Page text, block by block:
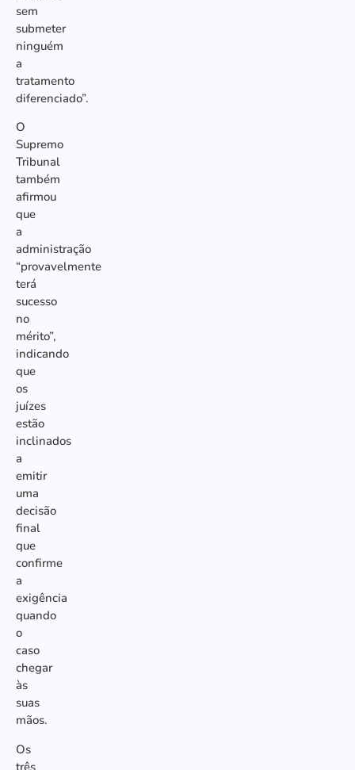
sem
submeter
ninguém
a
tratamento
diferenciado”.
O
Supremo
Tribunal
também
afirmou
que
a
administração
“provavelmente
terá
sucesso
no
mérito”,
indicando
que
os
juízes
estão
inclinados
a
emitir
uma
decisão
final
que
confirme
a
exigência
quando
o
caso
chegar
às
suas
mãos.
Os
três